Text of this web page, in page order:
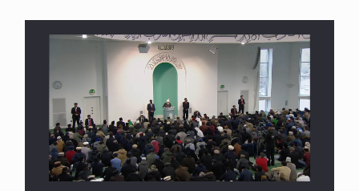
القرآن قاضٍ وحكمٌ على السنة ومهيمنٌ عليها.. ليس
العكس